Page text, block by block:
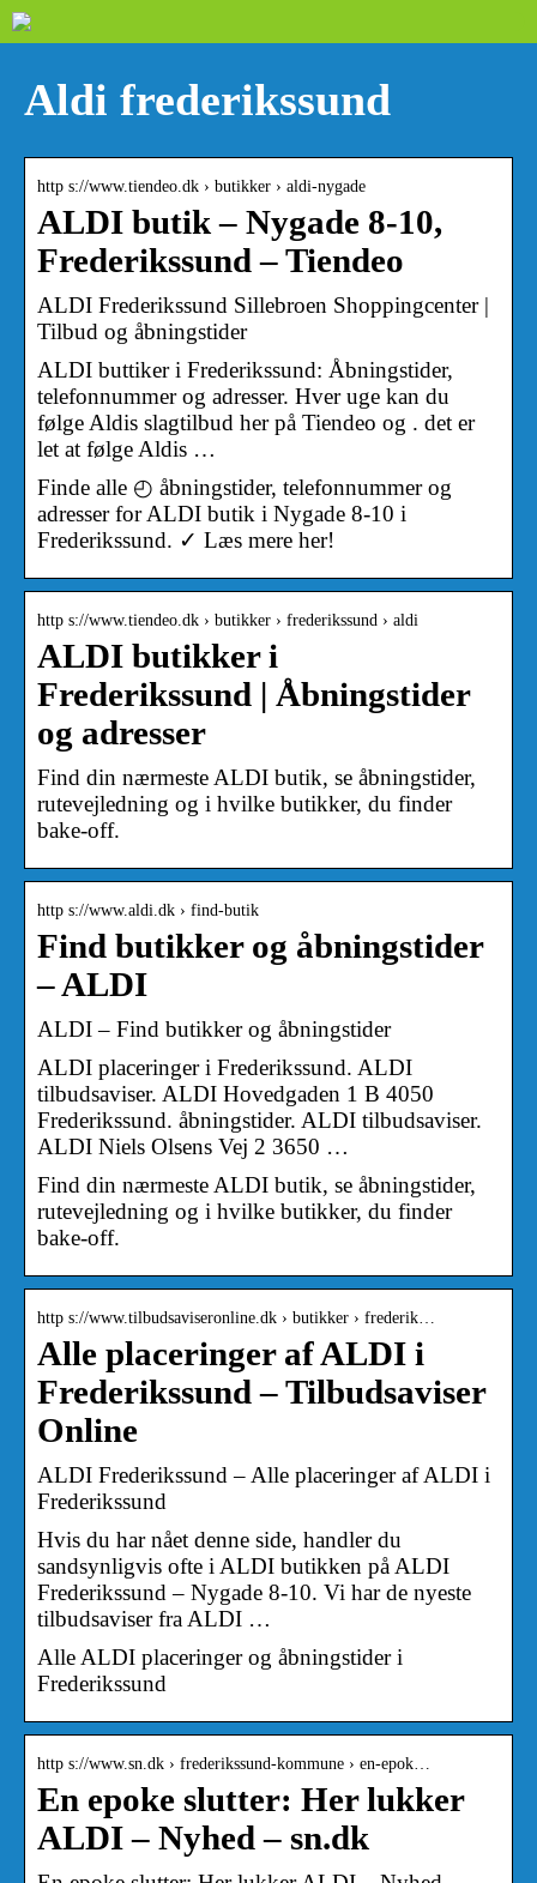
Aldi frederikssund
http s://www.tiendeo.dk › butikker › aldi-nygade
ALDI butik – Nygade 8-10,
Frederikssund – Tiendeo
ALDI Frederikssund Sillebroen Shoppingcenter |
Tilbud og åbningstider
ALDI buttiker i Frederikssund: Åbningstider,
telefonnummer og adresser. Hver uge kan du
følge Aldis slagtilbud her på Tiendeo og . det er
let at følge Aldis …
Finde alle ◴ åbningstider, telefonnummer og
adresser for ALDI butik i Nygade 8-10 i
Frederikssund. ✓ Læs mere her!
http s://www.tiendeo.dk › butikker › frederikssund › aldi
ALDI butikker i
Frederikssund | Åbningstider
og adresser
Find din nærmeste ALDI butik, se åbningstider,
rutevejledning og i hvilke butikker, du finder
bake-off.
http s://www.aldi.dk › find-butik
Find butikker og åbningstider
– ALDI
ALDI – Find butikker og åbningstider
ALDI placeringer i Frederikssund. ALDI
tilbudsaviser. ALDI Hovedgaden 1 B 4050
Frederikssund. åbningstider. ALDI tilbudsaviser.
ALDI Niels Olsens Vej 2 3650 …
Find din nærmeste ALDI butik, se åbningstider,
rutevejledning og i hvilke butikker, du finder
bake-off.
http s://www.tilbudsaviseronline.dk › butikker › frederik…
Alle placeringer af ALDI i
Frederikssund – Tilbudsaviser
Online
ALDI Frederikssund – Alle placeringer af ALDI i
Frederikssund
Hvis du har nået denne side, handler du
sandsynligvis ofte i ALDI butikken på ALDI
Frederikssund – Nygade 8-10. Vi har de nyeste
tilbudsaviser fra ALDI …
Alle ALDI placeringer og åbningstider i
Frederikssund
http s://www.sn.dk › frederikssund-kommune › en-epok…
En epoke slutter: Her lukker
ALDI – Nyhed – sn.dk